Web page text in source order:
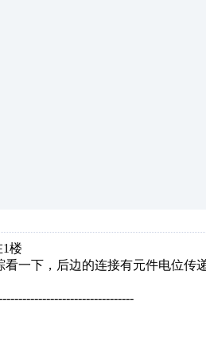
楼
下，后边的连接有元件电位传